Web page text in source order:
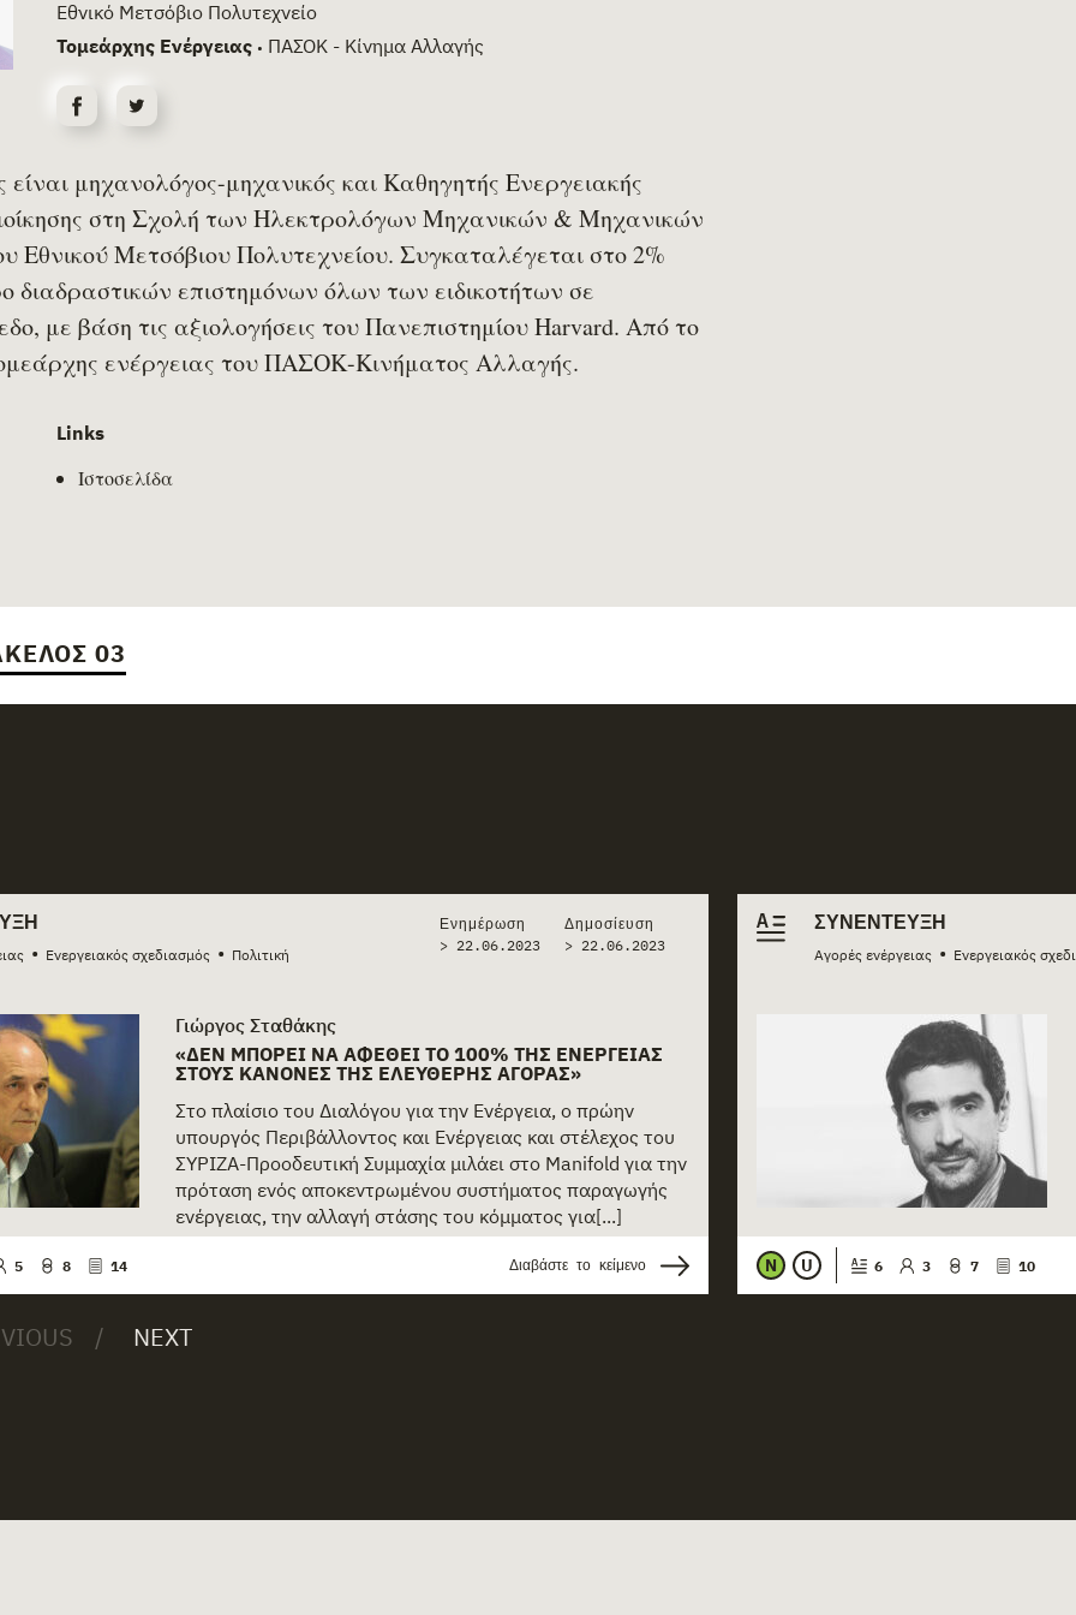
Εθνικό Μετσόβιο Πολυτεχνείο
Τομεάρχης Ενέργειας • ΠΑΣΟΚ - Κίνημα Αλλαγής
είναι μηχανολόγος-μηχανικός και Καθηγητής Ενεργειακής
στη Σχολή των Ηλεκτρολόγων Μηχανικών & Μηχανικών
Εθνικού Μετσόβιου Πολυτεχνείου. Συγκαταλέγεται στο 2%
διαδραστικών επιστημόνων όλων των ειδικοτήτων σε
με βάση τις αξιολογήσεις του Πανεπιστημίου Harvard. Από το
ενέργειας του ΠΑΣΟΚ-Κινήματος Αλλαγής.
Links
Ιστοσελίδα
03
• Ενεργειακός σχεδιασμός • Πολιτική
Ενημέρωση
> 22.06.2023
Δημοσίευση
> 22.06.2023
Γιώργος Σταθάκης
«ΔΕΝ ΜΠΟΡΕΊ ΝΑ ΑΦΕΘΕΊ ΤΟ 100% ΤΗΣ ΕΝΈΡΓΕΙΑΣ
ΣΤΟΥΣ ΚΑΝΌΝΕΣ ΤΗΣ ΕΛΕΎΘΕΡΗΣ ΑΓΟΡΆΣ»
Στο πλαίσιο του Διαλόγου για την Ενέργεια, ο πρώην
υπουργός Περιβάλλοντος και Ενέργειας και στέλεχος του
ΣΥΡΙΖΑ-Προοδευτική Συμμαχία μιλάει στο Manifold για την
πρόταση ενός αποκεντρωμένου συστήματος παραγωγής
ενέργειας, την αλλαγή στάσης του κόμματος για[...]
5 8 14 Διαβάστε το κείμενο
ΣΥΝΈΝΤΕΥΞΗ
Αγορές ενέργειας • Ενεργειακός
N U 6 3 7 10